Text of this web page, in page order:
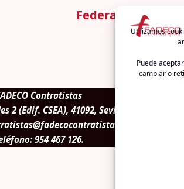
Utilizamos
Puede
cambiar o
Federación
Contratistas
2 (Edif. CSEA), 41092, Sevilla.
954 467 126.